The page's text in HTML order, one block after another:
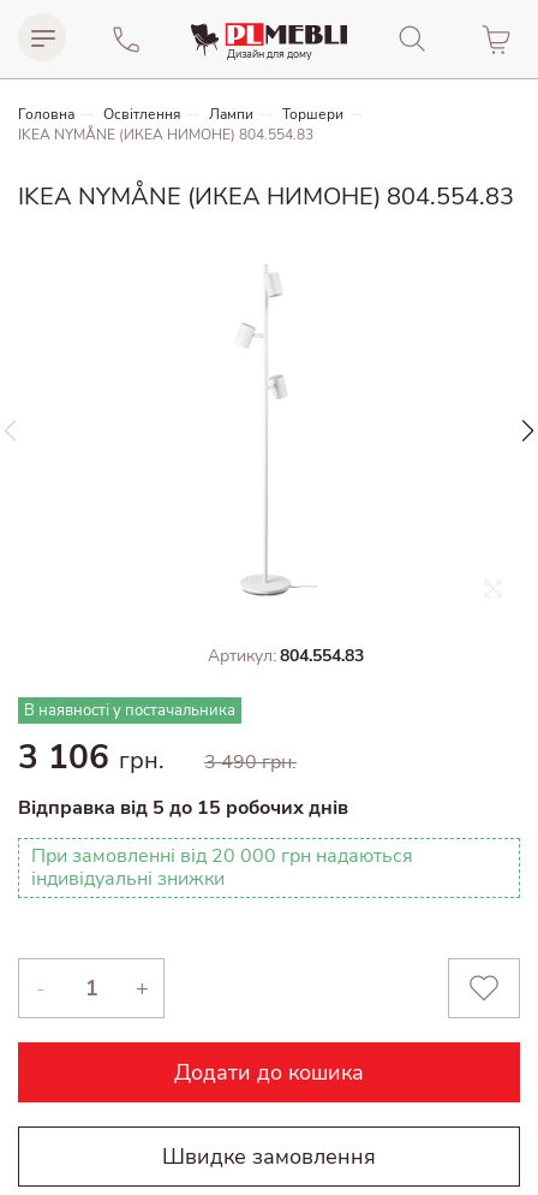
Дизайн для домy
Головна Освітлення Лампи
Торшери
IKEA NYMÅNE (ИКЕА НИМОНЕ) 804.554.83
IKEA NYMÅNE (ИКЕА НИМОНЕ) 804.554.83
Артикул:804.554.83
В наявності у постачальника
3 106 грн.
3 490 грн.
Відправка від 5 до 15 робочих днів
При замовленні від 20 000 грн надаються
індивідуальні знижки
- +
Додати до кошика
Швидке замовлення